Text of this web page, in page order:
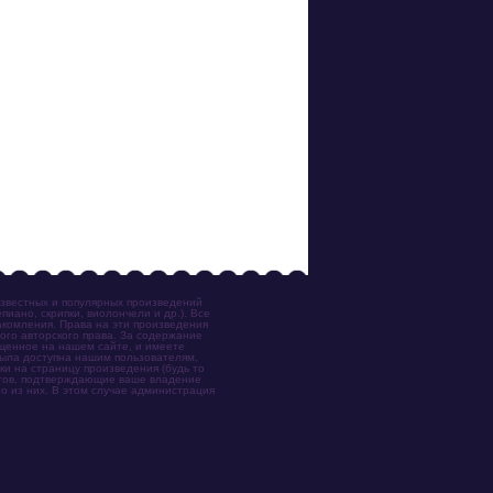
и популярных произведений
скрипки, виолончели и др.). Все
Права на эти произведения
авторского права. За содержание
на нашем сайте, и имеете
доступна нашим пользователям,
на страницу произведения (будь то
подтверждающие ваше владение
из них. В этом случае администрация